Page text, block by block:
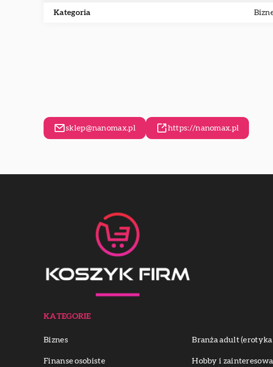
Kategoria
sklep@nanomax.pl https://nanomax.pl
KATEGORIE
Biznes Branża adult
Finanse osobiste Hobby i